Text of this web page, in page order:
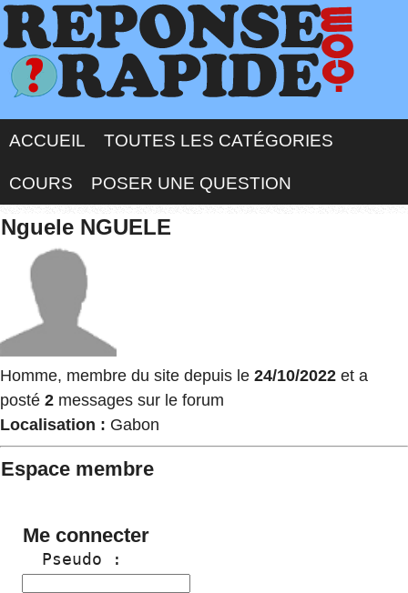
ACCUEIL TOUTES LES CATÉGORIES
COURS POSER UNE QUESTION
Nguele NGUELE
Homme, membre du site depuis le 24/10/2022 et a
posté 2 messages sur le forum
Localisation : Gabon
Espace membre
Me connecter
  Pseudo :